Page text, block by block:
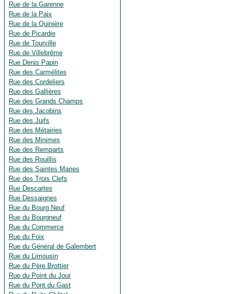
Rue de la Garenne
Rue de la Paix
Rue de la Quinière
Rue de Picardie
Rue de Tourville
Rue de Villebrême
Rue Denis Papin
Rue des Carmélites
Rue des Cordeliers
Rue des Gallières
Rue des Grands Champs
Rue des Jacobins
Rue des Juifs
Rue des Métairies
Rue des Minimes
Rue des Remparts
Rue des Rouillis
Rue des Saintes Maries
Rue des Trois Clefs
Rue Descartes
Rue Dessaignes
Rue du Bourg Neuf
Rue du Bourgneuf
Rue du Commerce
Rue du Foix
Rue du Général de Galembert
Rue du Limousin
Rue du Père Brottier
Rue du Point du Jour
Rue du Pont du Gast